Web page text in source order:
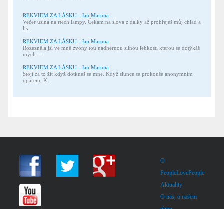
REKVIEM ZA LÁSKU - Jan Maruna
Večer usíná na rtech lampy. Čekám na slova z dálky až prohřeješ můj chlad a
lis...
REKVIEM ZA LÁSKU - Jan Maruna
Rozezněla jsi ve mně zvony tou nádhernou silnou lehkostí kterou se dotýkáš
mých ...
REKVIEM ZA LÁSKU - Jan Maruna
Stojí za to žít když dotkneš se mne. Když slunce se prokouše anonymním
oparem. K...
O
PeopleLovePeople
Aktuality
O nás, o našem